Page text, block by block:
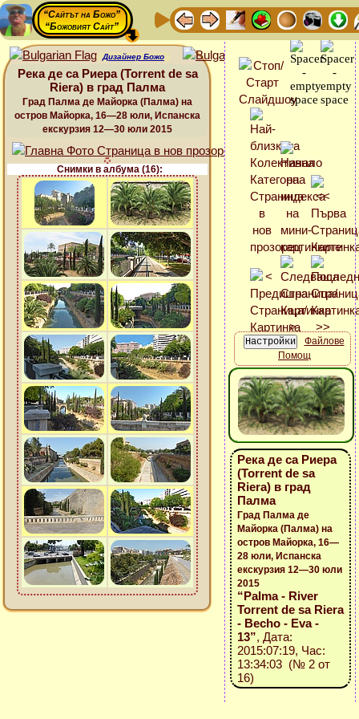
“Сайтът на Божо”
“Божовият Сайт”
Дизайнер Божо
Река де са Риера (Torrent de sa
Riera) в град Палма
Град Палма де Майорка (Палма) на
остров Майорка, 16—28 юли, Испанска
екскурзия 12—30 юли 2015
Снимки в албума (16):
Файлове
Помощ
Река де са Риера
(Torrent de sa
Riera) в град
Палма
Град Палма де
Майорка (Палма) на
остров Майорка, 16—
28 юли, Испанска
екскурзия 12—30 юли
2015
“Palma - River
Torrent de sa Riera
- Becho - Eva -
13”, Дата:
2015:07:19, Час:
13:34:03 (№ 2 от
16)